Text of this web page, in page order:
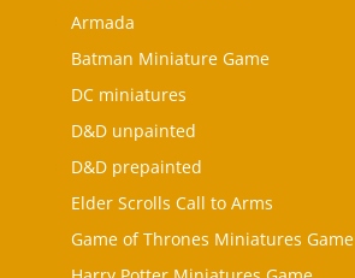
Armada
Batman Miniature Game
DC miniatures
D&D unpainted
D&D prepainted
Elder Scrolls Call to Arms
Game of Thrones Miniatures Game